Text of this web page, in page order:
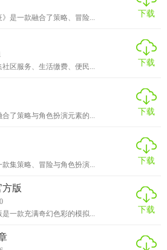
》是一款融合了策略、冒险...
下载
区服务、生活缴费、便民...
下载
了策略与角色扮演元素的...
下载
款集策略、冒险与角色扮演...
下载
版
一款充满奇幻色彩的模拟...
下载